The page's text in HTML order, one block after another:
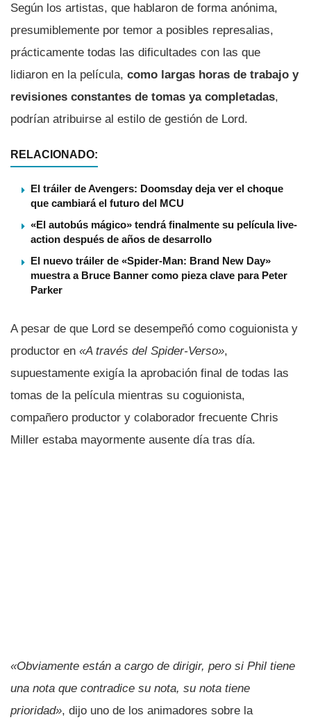
Según los artistas, que hablaron de forma anónima,
presumiblemente por temor a posibles represalias,
prácticamente todas las dificultades con las que
lidiaron en la película, como largas horas de trabajo y
revisiones constantes de tomas ya completadas,
podrían atribuirse al estilo de gestión de Lord.
RELACIONADO:
El tráiler de Avengers: Doomsday deja ver el choque
que cambiará el futuro del MCU
«El autobús mágico» tendrá finalmente su película live-
action después de años de desarrollo
El nuevo tráiler de «Spider-Man: Brand New Day»
muestra a Bruce Banner como pieza clave para Peter
Parker
A pesar de que Lord se desempeñó como coguionista y
productor en «A través del Spider-Verso»,
supuestamente exigía la aprobación final de todas las
tomas de la película mientras su coguionista,
compañero productor y colaborador frecuente Chris
Miller estaba mayormente ausente día tras día.
«Obviamente están a cargo de dirigir, pero si Phil tiene
una nota que contradice su nota, su nota tiene
prioridad», dijo uno de los animadores sobre la